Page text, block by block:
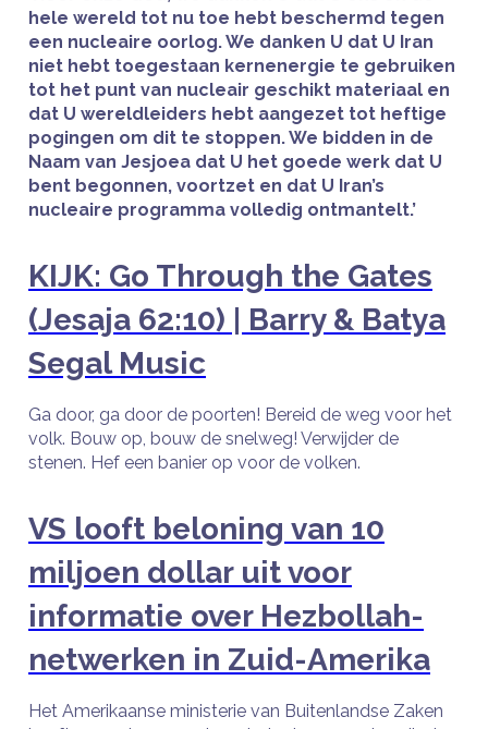
hele wereld tot nu toe hebt beschermd tegen
een nucleaire oorlog. We danken U dat U Iran
niet hebt toegestaan ​​kernenergie te gebruiken
tot het punt van nucleair geschikt materiaal en
dat U wereldleiders hebt aangezet tot heftige
pogingen om dit te stoppen. We bidden in de
Naam van Jesjoea dat U het goede werk dat U
bent begonnen, voortzet en dat U Iran’s
nucleaire programma volledig ontmantelt.’
KIJK: Go Through the Gates
(Jesaja 62:10) | Barry & Batya
Segal Music
Ga door, ga door de poorten! Bereid de weg voor het
volk. Bouw op, bouw de snelweg! Verwijder de
stenen. Hef een banier op voor de volken.
VS looft beloning van 10
miljoen dollar uit voor
informatie over Hezbollah-
netwerken in Zuid-Amerika
Het Amerikaanse ministerie van Buitenlandse Zaken